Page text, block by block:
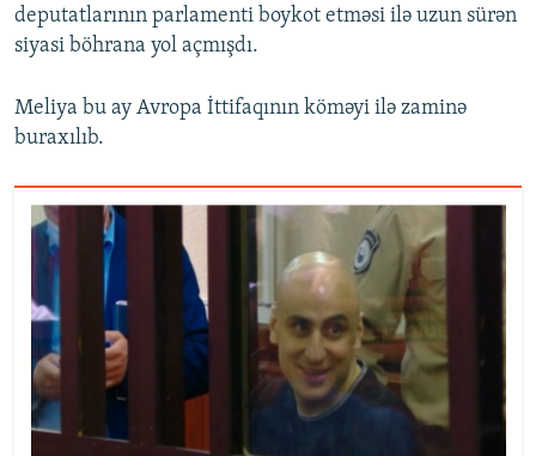
deputatlarının parlamenti boykot etməsi ilə uzun sürən
siyasi böhrana yol açmışdı.
Meliya bu ay Avropa İttifaqının köməyi ilə zaminə
buraxılıb.